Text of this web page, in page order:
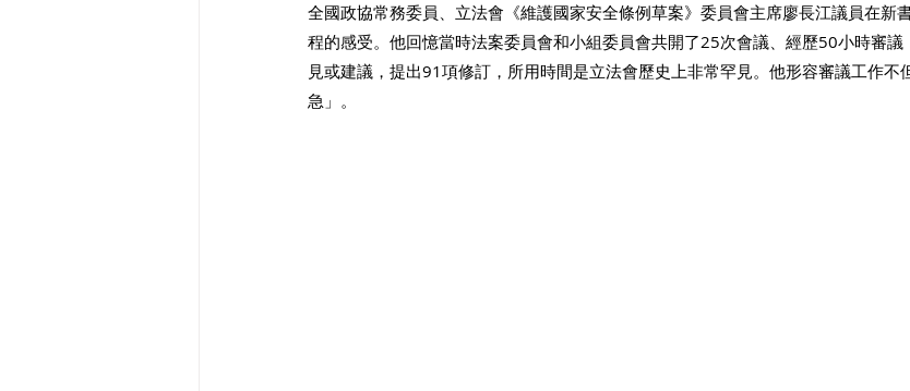
全國政協常務委員、立法會《維護國家安全條例草案》委員會主席廖長江議員在新
程的感受。他回憶當時法案委員會和小組委員會共開了25次會議、經歷50小時審
見或建議，提出91項修訂，所用時間是立法會歷史上非常罕見。他形容審議工作不
急」。